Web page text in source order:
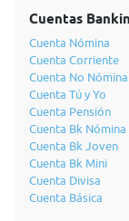
Cuentas
Cuenta Nómina
Cuenta Corriente
Cuenta No Nómina
Cuenta Tú y Yo
Cuenta Pensión
Cuenta Bk Nómina
Cuenta Bk Joven
Cuenta Bk Mini
Cuenta Divisa
Cuenta Básica